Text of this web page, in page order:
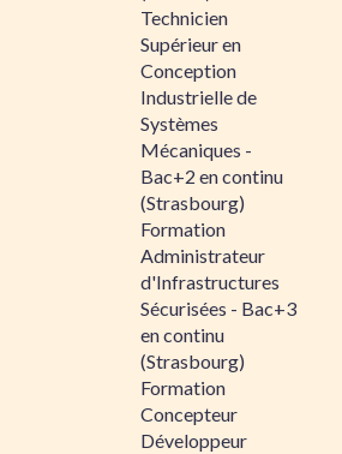
Technicien
Supérieur en
Conception
Industrielle de
Systèmes
Mécaniques -
Bac+2 en continu
(Strasbourg)
Formation
Administrateur
d'Infrastructures
Sécurisées - Bac+3
en continu
(Strasbourg)
Formation
Concepteur
Développeur